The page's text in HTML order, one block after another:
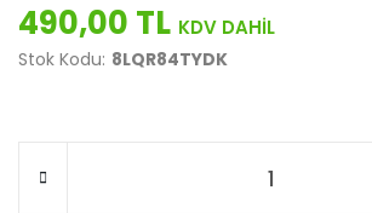
490,00 TL
Stok Kodu: 8LQR84TYDK